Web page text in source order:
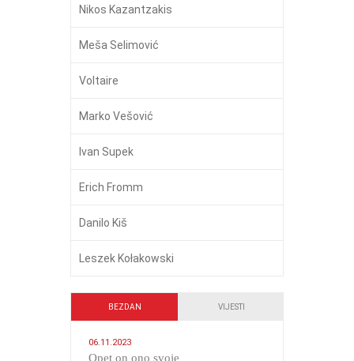
Nikos Kazantzakis
Meša Selimović
Voltaire
Marko Vešović
Ivan Supek
Erich Fromm
Danilo Kiš
Leszek Kołakowski
BEZDAN VIJESTI
06.11.2023
​Opet on ono svoje